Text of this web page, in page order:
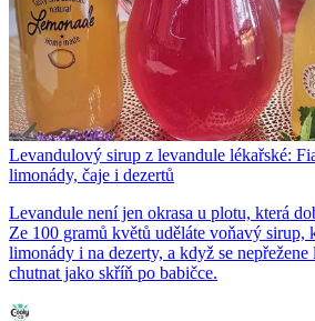
Levandulový sirup z levandule lékařské:
limonády, čaje i dezertů
Levandule není jen okrasa u plotu, která
Ze 100 gramů květů uděláte voňavý sirup,
limonády i na dezerty, a když se
chutnat jako skříň po babičce.